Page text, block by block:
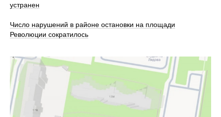
устранен
Число нарушений в районе остановки на площади
Революции сократилось